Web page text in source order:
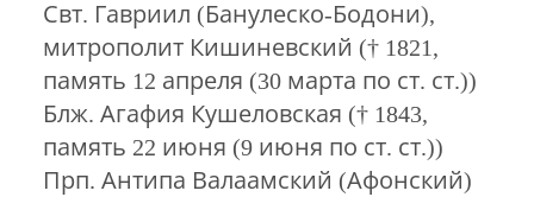
Свт. Гавриил (Банулеско-Бодони),
митрополит Кишиневский († 1821,
память 12 апреля (30 марта по ст. ст.))
Блж. Агафия Кушеловская († 1843,
память 22 июня (9 июня по ст. ст.))
Прп. Антипа Валаамский (Афонский)